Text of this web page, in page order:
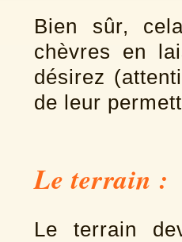
Bien sûr,
chèvres en
désirez
de leur
Le terrain :
Le terrain